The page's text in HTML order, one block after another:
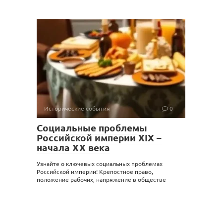
Исторические события 0
Социальные проблемы
Российской империи XIX –
начала XX века
Узнайте о ключевых социальных проблемах
Российской империи! Крепостное право,
положение рабочих, напряжение в обществе